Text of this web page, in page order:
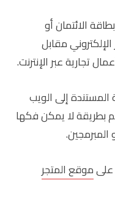
الائتمان أو
مقابل
تجارية عبر الإنترنت.
إلى الويب
بطريقة لا يمكن فكها
موقع المتجر